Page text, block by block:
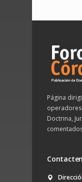
Página
Doctrina,